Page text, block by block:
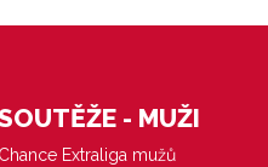
- MUŽI
Chance Extraliga mužů